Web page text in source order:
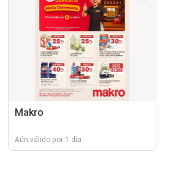
Makro
Aún válido por 1 día